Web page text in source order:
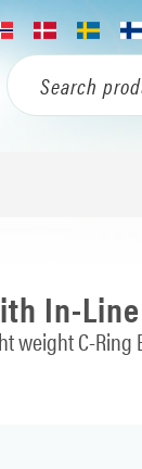
In-Line
weight C-